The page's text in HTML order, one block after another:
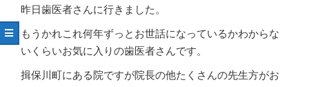
昨日歯医者さんに行きました。
もうかれこれ何年ずっとお世話になっているかわからな
いくらいお気に入りの歯医者さんです。
揖保川町にある院ですが院長の他たくさんの先生方がお